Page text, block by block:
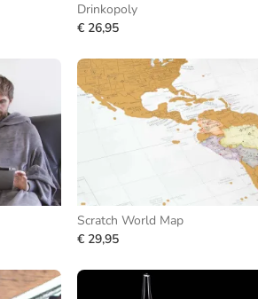
Drinkopoly
€ 26,95
Scratch World Map
€ 29,95